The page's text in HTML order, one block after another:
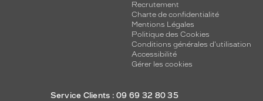
Recrutement
Charte de confidentialité
Mentions Légales
Politique des Cookies
Conditions générales d'utilisation
Accessibilité
Gérer les cookies
Service Clients : 09 69 32 80 35